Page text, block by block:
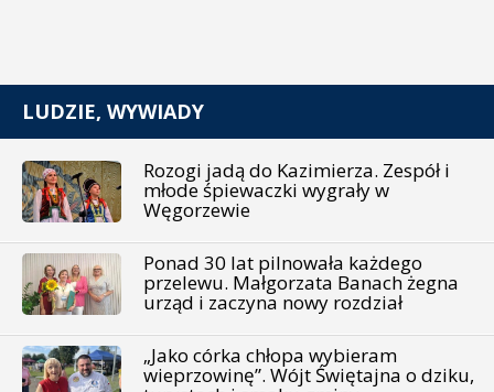
LUDZIE, WYWIADY
Rozogi jadą do Kazimierza. Zespół i
młode śpiewaczki wygrały w
Węgorzewie
Ponad 30 lat pilnowała każdego
przelewu. Małgorzata Banach żegna
urząd i zaczyna nowy rozdział
„Jako córka chłopa wybieram
wieprzowinę”. Wójt Świętajna o dziku,